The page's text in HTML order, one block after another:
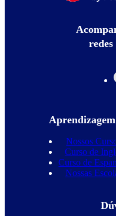
redes
Aprendizagem
Nossos
Curso de
Curso de
Nossas